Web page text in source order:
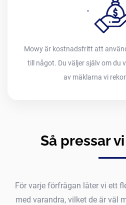
Mowy är kostnadsfritt att
till något. Du väljer själv om du
av mäklarna vi
Så pressar
För varje förfrågan låter vi ett
med varandra, vilket de är väl